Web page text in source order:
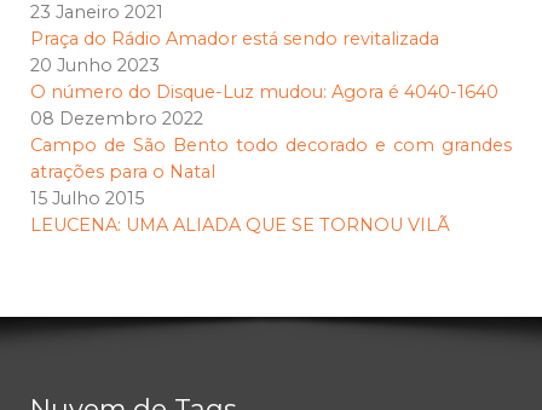
23 Janeiro 2021
Praça do Rádio Amador está sendo revitalizada
20 Junho 2023
O número do Disque-Luz mudou: Agora é 4040-1640
08 Dezembro 2022
Campo de São Bento todo decorado e com grandes
atrações para o Natal
15 Julho 2015
LEUCENA: UMA ALIADA QUE SE TORNOU VILÃ